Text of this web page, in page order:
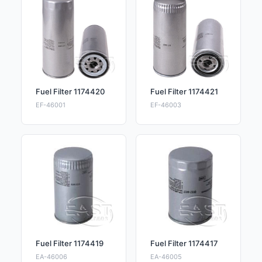
Fuel Filter 1174420
EF-46001
Fuel Filter 1174421
EF-46003
Fuel Filter 1174419
EA-46006
Fuel Filter 1174417
EA-46005